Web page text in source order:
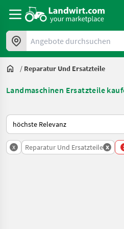
Angebote durchsuchen
/ Reparatur Und Ersatzteile
Landmaschinen Ersatzteile
So wird auf Landwirt.com sortiert
x Reparatur Und Ersatzteile x